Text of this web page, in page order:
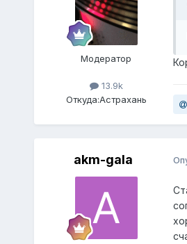
Модератор
13.9k
Откуда:Астрахань
akm-gala